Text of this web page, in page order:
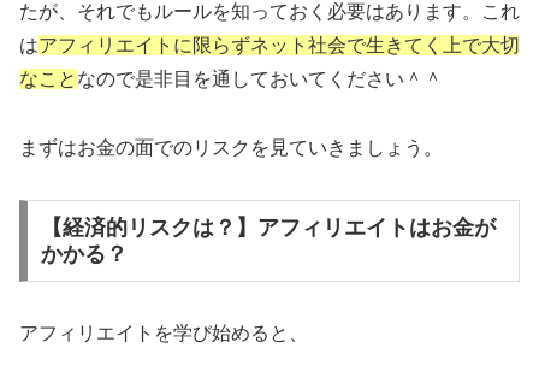
たが、それでもルールを知っておく必要はあります。これ
はアフィリエイトに限らずネット社会で生きてく上で大切
なこと なので是非目を通しておいてください＾＾
まずはお金の面でのリスクを見ていきましょう。
【経済的リスクは？】アフィリエイトはお金が
かかる？
アフィリエイトを学び始めると、